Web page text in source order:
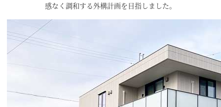
感なく調和する外構計画を目指しました。